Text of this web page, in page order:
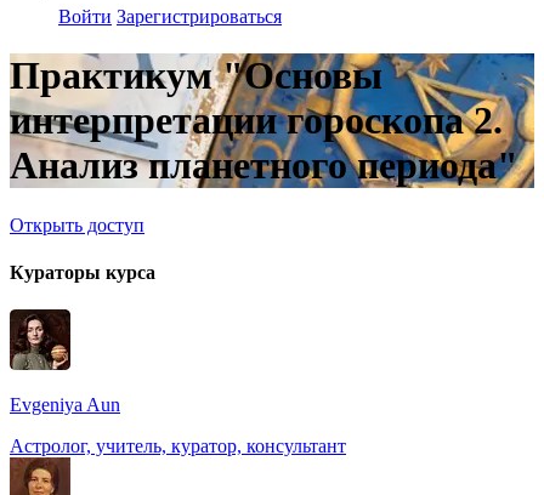
Войти Зарегистрироваться
Практикум "Основы
интерпретации гороскопа 2.
Анализ планетного периода"
Открыть доступ
Кураторы курса
Evgeniya Aun
Астролог, учитель, куратор, консультант